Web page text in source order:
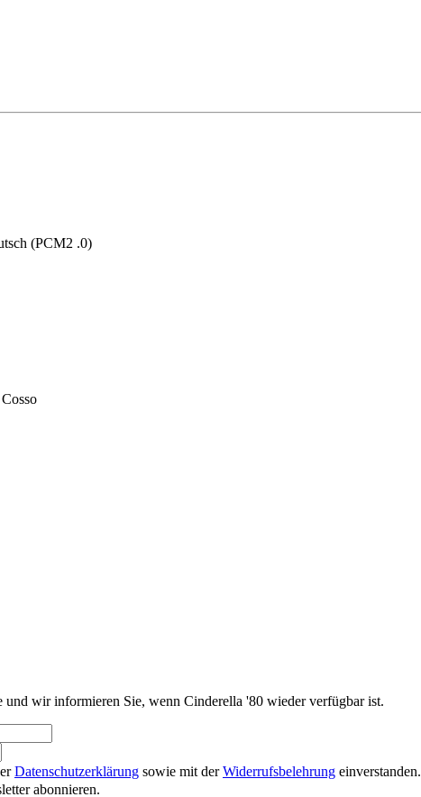
(PCM2 .0)
und wir informieren Sie, wenn Cinderella '80 wieder verfügbar ist.
Datenschutzerklärung sowie mit derWiderrufsbelehrung einverstanden.
abonnieren.